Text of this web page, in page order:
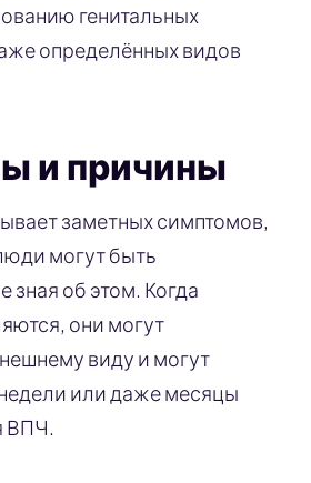
генитальных
определённых видов
и причины
заметных симптомов,
могут быть
зная об этом. Когда
они могут
виду и могут
или даже месяцы
ВПЧ.